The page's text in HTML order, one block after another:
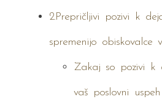
2.Prepričljivi pozivi k
spremenijo obiskovalce
Zakaj so pozivi k
vaš poslovni uspeh